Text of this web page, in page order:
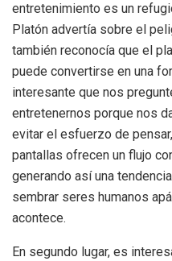
entretenimiento es un
Platón advertía sobre el
también reconocía que el
puede convertirse en una
interesante que nos
entretenernos porque nos
evitar el esfuerzo de
pantallas ofrecen un flujo
generando así una
sembrar seres humanos
acontece.
En segundo lugar, es